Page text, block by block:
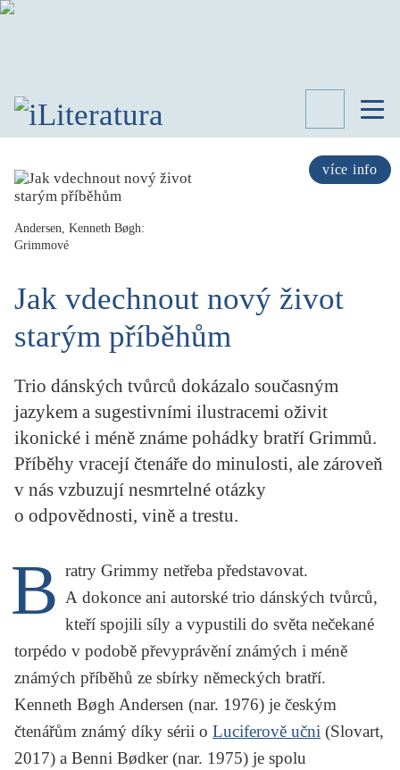
více info
SPISOVATELÉ
LITERATURY
KATEGORIE
PŘEHLED
STUDIE
KRITIKA PŘEKLADU
UKÁZKA
SLOUPEK
Andersen, Kenneth Bøgh:
Grimmové
Jak vdechnout nový život
starým příběhům
Trio dánských tvůrců dokázalo současným
jazykem a sugestivními ilustracemi oživit
ikonické i méně známe pohádky bratří Grimmů.
Příběhy vracejí čtenáře do minulosti, ale zároveň
v nás vzbuzují nesmrtelné otázky
o odpovědnosti, vině a trestu.
B ratry Grimmy netřeba představovat.
A dokonce ani autorské trio dánských tvůrců,
kteří spojili síly a vypustili do světa nečekané
torpédo v podobě převyprávění známých i méně
známých příběhů ze sbírky německých bratří.
Kenneth Bøgh Andersen (nar. 1976) je českým
čtenářům známý díky sérii o Luciferově učni (Slovart,
2017) a Benni Bødker (nar. 1975) je spolu